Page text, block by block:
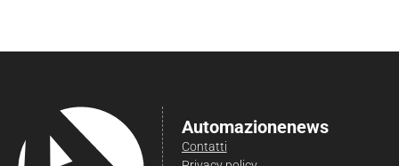
Automazionenews
Contatti